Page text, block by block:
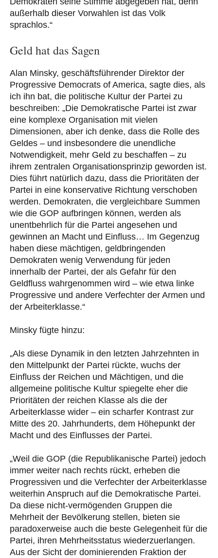
außerhalb dieser Vorwahlen ist das Volk
sprachlos.“
Geld hat das Sagen
Alan Minsky, geschäftsführender Direktor der
Progressive Democrats of America, sagte dies, als
ich ihn bat, die politische Kultur der Partei zu
beschreiben: „Die Demokratische Partei ist zwar
eine komplexe Organisation mit vielen
Dimensionen, aber ich denke, dass die Rolle des
Geldes – und insbesondere die unendliche
Notwendigkeit, mehr Geld zu beschaffen – zu
ihrem zentralen Organisationsprinzip geworden ist.
Dies führt natürlich dazu, dass die Prioritäten der
Partei in eine konservative Richtung verschoben
werden. Demokraten, die vergleichbare Summen
wie die GOP aufbringen können, werden als
unentbehrlich für die Partei angesehen und
gewinnen an Macht und Einfluss… Im Gegenzug
haben diese mächtigen, geldbringenden
Demokraten wenig Verwendung für jeden
innerhalb der Partei, der als Gefahr für den
Geldfluss wahrgenommen wird – wie etwa linke
Progressive und andere Verfechter der Armen und
der Arbeiterklasse.“
Minsky fügte hinzu:
„Als diese Dynamik in den letzten Jahrzehnten in
den Mittelpunkt der Partei rückte, wuchs der
Einfluss der Reichen und Mächtigen, und die
allgemeine politische Kultur spiegelte eher die
Prioritäten der reichen Klasse als die der
Arbeiterklasse wider – ein scharfer Kontrast zur
Mitte des 20. Jahrhunderts, dem Höhepunkt der
Macht und des Einflusses der Partei.
„Weil die GOP (die Republikanische Partei) jedoch
immer weiter nach rechts rückt, erheben die
Progressiven und die Verfechter der Arbeiterklasse
weiterhin Anspruch auf die Demokratische Partei.
Da diese nicht-vermögenden Gruppen die
Mehrheit der Bevölkerung stellen, bieten sie
paradoxerweise auch die beste Gelegenheit für die
Partei, ihren Mehrheitsstatus wiederzuerlangen.
Aus der Sicht der dominierenden Fraktion der